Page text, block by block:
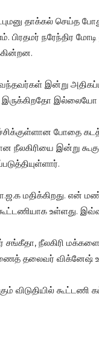
தாக்கல் செய்த
நரேந்திர
இன்று
இல்லையோ
போதை
நீலகிரியை இன்று
மதிக்கிறது. என்
உள்ளது.
நீலகிரி
தலைவர் விக்னேஷ்
கூட்டணி